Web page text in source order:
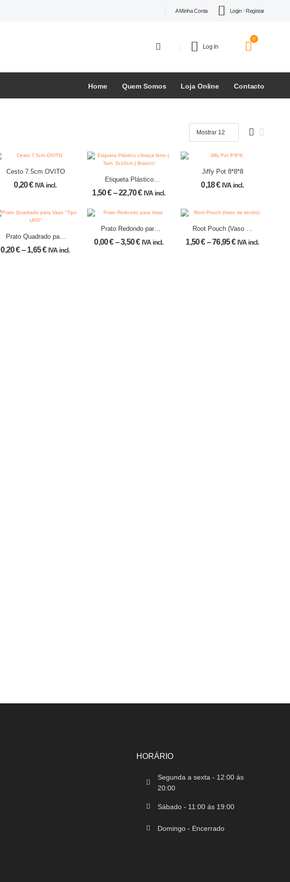
A Minha Conta Login / Registar
Log In
0
Home Quem Somos Loja Online Contacto
Cesto 7.5cm OVITO
0,20€ IVA incl.
Etiqueta Plástico
c/braça ferro ( Tam.
3x10cm.) Branco!
1,50€ –22,70€ IVA incl.
Jiffy Pot 8*8*8
0,18€ IVA incl.
Prato Quadrado para
Vaso “Tipo UFO”
0,20€– 1,65€ IVA incl.
Prato Redondo para
Vaso
0,00€–3,50€ IVA incl.
Root Pouch (Vaso de
tecido)
1,50€ –76,95€ IVA incl.
HORÁRIO
Segunda a sexta - 12:00 ás
20:00
Sábado - 11:00 ás 19:00
Domingo - Encerrado